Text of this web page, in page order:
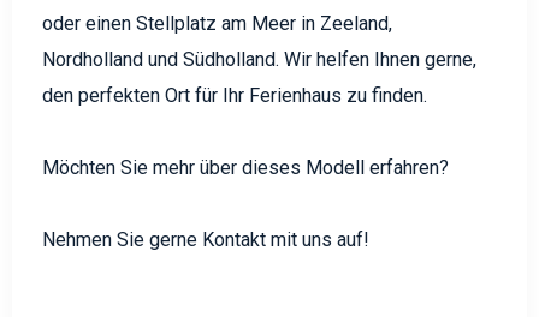
oder einen Stellplatz am Meer in Zeeland,
Nordholland und Südholland. Wir helfen Ihnen gerne,
den perfekten Ort für Ihr Ferienhaus zu finden.
Möchten Sie mehr über dieses Modell erfahren?
Nehmen Sie gerne Kontakt mit uns auf!